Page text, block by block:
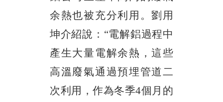
余熱也被充分利用。劉用
坤介紹說： “電解鋁過程中
產生大量電解余熱，這些
高溫廢氣通過預埋管道二
次利用，作為冬季4個月的